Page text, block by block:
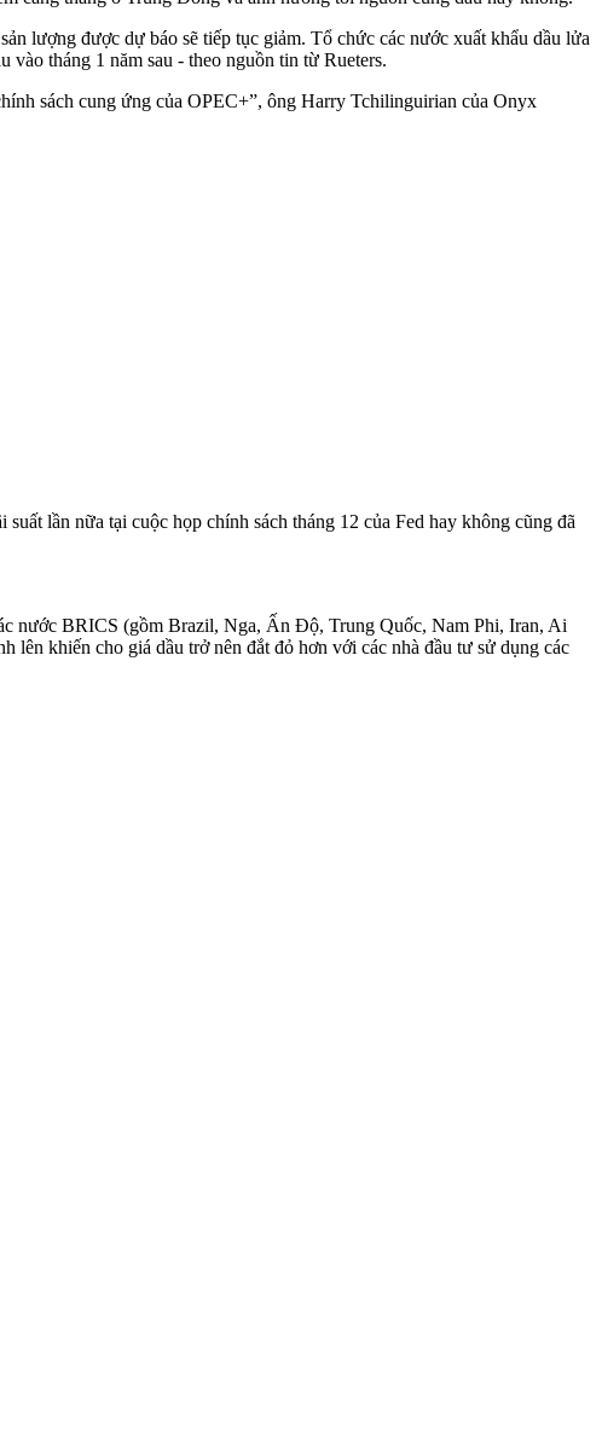
lượng được dự báo sẽ tiếp tục giảm. Tổ chức các nước xuất khẩu dầu lửa
tháng 1 năm sau - theo nguồn tin từ Rueters.
sách cung ứng của OPEC+”, ông Harry Tchilinguirian của Onyx
lần nữa tại cuộc họp chính sách tháng 12 của Fed hay không cũng đã
nước BRICS (gồm Brazil, Nga, Ấn Độ, Trung Quốc, Nam Phi, Iran, Ai
khiến cho giá dầu trở nên đắt đỏ hơn với các nhà đầu tư sử dụng các